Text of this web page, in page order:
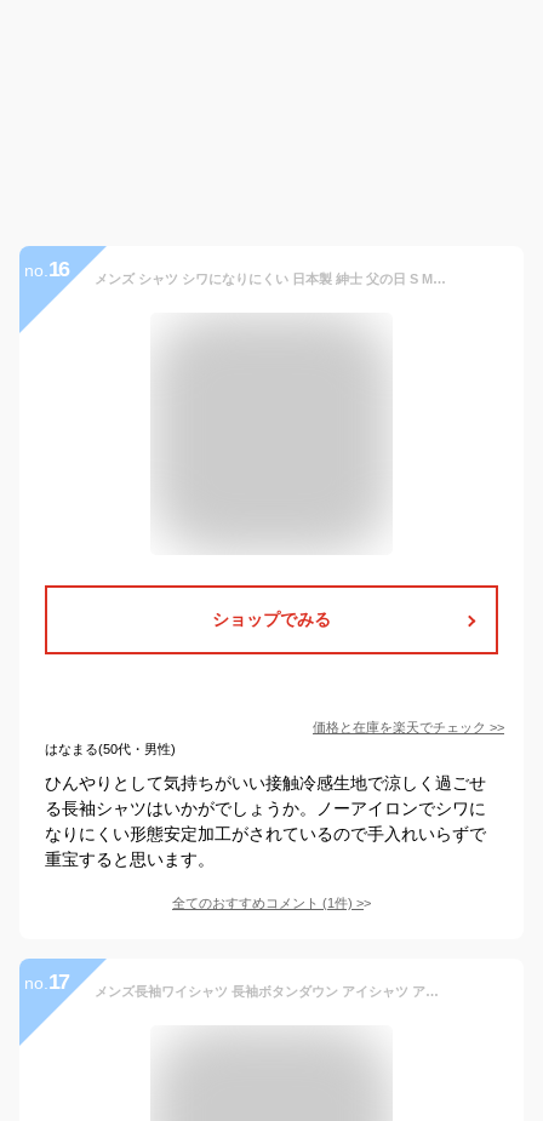
no. 16 メンズ シャツ シワになりにくい 日本製 紳士 父の日 S M L LL ワイシャツ カッターシャツ 長袖 白 セミワイドカラー お受験 パパ お父様 学校説明会 ビジネス 面接 ホワイト 冠婚葬祭 ノンアイロン 吸水速乾 形態安定 接触冷感 成人式 春 夏 秋 冬 mn-s106
ショップでみる
価格と在庫を楽天でチェック >>
はなまる(50代・男性)
ひんやりとして気持ちがいい接触冷感生地で涼しく過ごせ
る長袖シャツはいかがでしょうか。ノーアイロンでシワに
なりにくい形態安定加工がされているので手入れいらずで
重宝すると思います。
全てのおすすめコメント (1件) >
no. 17 メンズ長袖ワイシャツ 長袖ボタンダウン アイシャツ アイスセンサー 長袖 サックス 冷感素材 完全ノーアイロン ストレッチ 汗ジミ防止 抗菌防臭 ややスリム 3780 3980 3982 4182 4184 4386 4586 ポリエステル 春夏 PSFA